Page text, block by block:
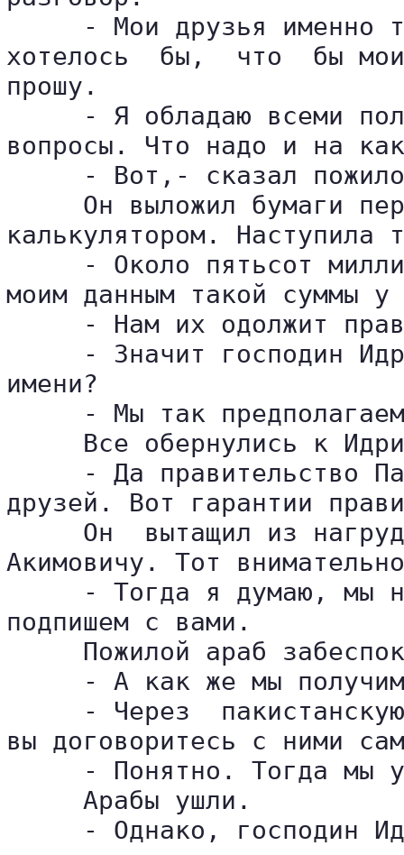
- Мои друзья именно
хотелось  бы,  что  бы
прошу.
- Я обладаю всеми
вопросы. Что надо и на
- Вот,- сказал
Он выложил бумаги
калькулятором. Наступила
- Около пятьсот
моим данным такой суммы
- Нам их одолжит
- Значит господин
имени?
- Мы так
Все обернулись к
- Да правительство
друзей. Вот гарантии
Он  вытащил из
Акимовичу. Тот
- Тогда я думаю, мы
подпишем с вами.
Пожилой араб
- А как же мы
- Через
вы договоритесь с ними
- Понятно. Тогда мы
     Арабы ушли.
- Однако, господин